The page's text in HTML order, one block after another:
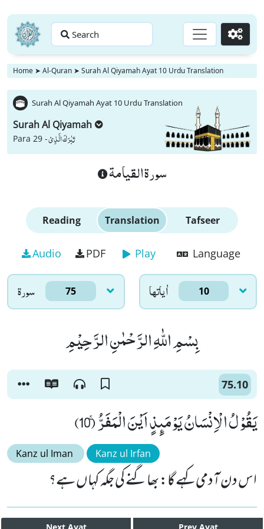
Search Go
Home ➤ Al-Quran ➤ Surah Al Qiyamah Ayat 10 Urdu Translation
Surah Al Qiyamah Ayat 10 Urdu Translation
Surah Al Qiyamah
Para 29 -تَبٰرَكَ الَّذِیْ
سورة القيامة
Reading Translation Tafseer
Audio PDF Play Language
سورۃ 75 اٰياتها 10
بِسْمِ اللّٰهِ الرَّحْمٰنِ الرَّحِیْمِ
75.10
یَقُوْلُ الْاِنْسَانُ یَوْمَىٕذٍ اَیْنَ الْمَفَرُّۚ (10)
Kanz ul Iman Kanz ul Irfan
اس دن آدمی کہے گا: بھاگنے کی جگہ کہاں ہے؟